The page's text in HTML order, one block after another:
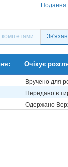
Подання
Очікує
Вручено для
Передано в
Одержано